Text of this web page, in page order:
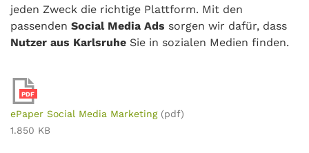
jeden Zweck die richtige Plattform. Mit den
passenden Social Media Ads sorgen wir dafür, dass
Nutzer aus Karlsruhe Sie in sozialen Medien finden.
PDF
ePaper Social Media Marketing (pdf)
1.850 KB